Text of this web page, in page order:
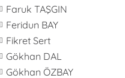
Faruk TAŞGIN
Feridun BAY
Fikret Sert
Gökhan DAL
Gökhan ÖZBAY